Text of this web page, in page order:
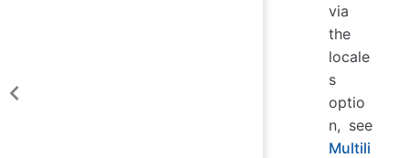
via
the
locale
s
optio
n, see
Multili